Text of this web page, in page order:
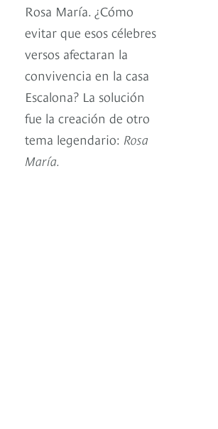
Rosa María. ¿Cómo
evitar que esos célebres
versos afectaran la
convivencia en la casa
Escalona? La solución
fue la creación de otro
tema legendario: Rosa
María.